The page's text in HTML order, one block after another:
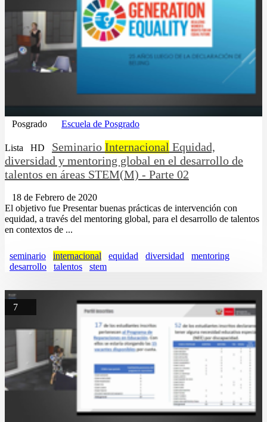
Posgrado Escuela de Posgrado
Lista HD Seminario Internacional Equidad,
diversidad y mentoring global en el desarrollo de
talentos en áreas STEM(M) - Parte 02
18 de Febrero de 2020
El objetivo fue Presentar buenas prácticas de intervención con
equidad, a través del mentoring global, para el desarrollo de talentos
en contextos de ...
seminario internacional equidad diversidad
mentoring
desarrollo
talentos stem
7